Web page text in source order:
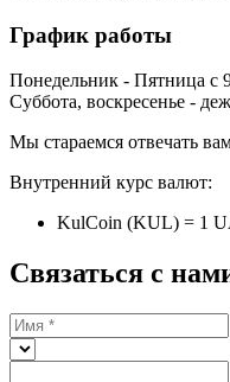
График работы
Понедельник - Пятница с
Суббота, воскресенье -
Мы стараемся отвечать
Внутренний курс валют:
KulCoin (KUL) = 1
Связаться с